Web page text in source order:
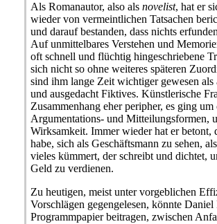
Als Romanautor, also als novelist, hat er
wieder von vermeintlichen Tatsachen
und darauf bestanden, dass nichts
Auf unmittelbares Verstehen und
oft schnell und flüchtig hingeschriebene
sich nicht so ohne weiteres späteren
sind ihm lange Zeit wichtiger gewesen
und ausgedacht Fiktives. Künstlerische
Zusammenhang eher peripher, es ging
Argumentations- und Mitteilungsformen,
Wirksamkeit. Immer wieder hat er betont,
habe, sich als Geschäftsmann zu sehen,
vieles kümmert, der schreibt und dichtet,
Geld zu verdienen.
Zu heutigen, meist unter vorgeblichen
Vorschlägen gegengelesen, könnte
Programmpapier beitragen, zwischen